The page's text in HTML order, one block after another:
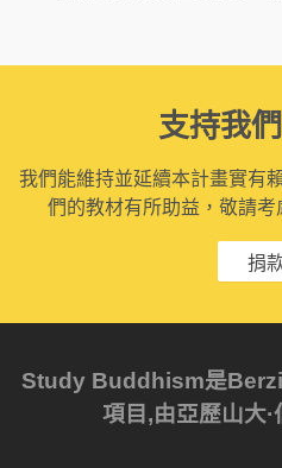
支持我
我們能維持並延續本計畫實有
們的教材有所助益，敬請考
捐
Study Buddhism是
項目,由亞歷山大·